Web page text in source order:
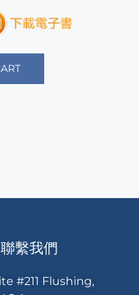
聯繫我們
#211 Flushing,